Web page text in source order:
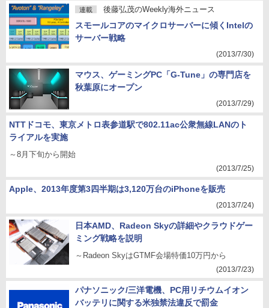
連載 後藤弘茂のWeekly海外ニュース
スモールコアのマイクロサーバーに傾くIntelの
サーバー戦略
(2013/7/30)
マウス、ゲーミングPC「G-Tune」の専門店を
秋葉原にオープン
(2013/7/29)
NTTドコモ、東京メトロ表参道駅で802.11ac公衆無線LANのト
ライアルを実施
～8月下旬から開始
(2013/7/25)
Apple、2013年度第3四半期は3,120万台のiPhoneを販売
(2013/7/24)
日本AMD、Radeon Skyの詳細やクラウドゲー
ミング戦略を説明
～Radeon SkyはGTMF会場特価10万円から
(2013/7/23)
パナソニック/三洋電機、PC用リチウムイオン
バッテリに関する米独禁法違反で罰金